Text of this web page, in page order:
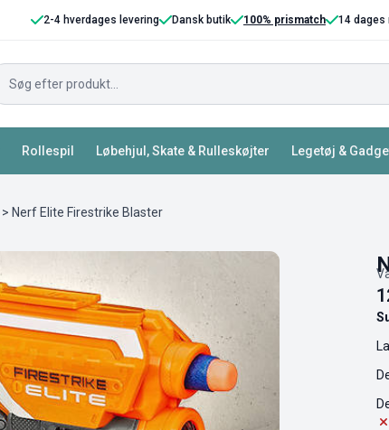
2-4 hverdages levering Dansk butik 100% prismatch 14 dages
Rollespil Løbehjul, Skate & Rulleskøjter Legetøj &
> Nerf Elite Firestrike Blaster